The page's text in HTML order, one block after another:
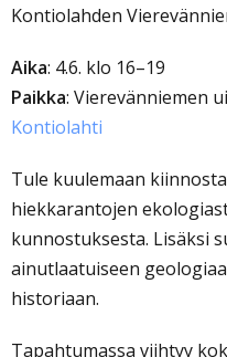
Kontiolahden
Aika: 4.6. klo 16–19
Paikka: Vierevänniemen
Kontiolahti
Tule kuulemaan
hiekkarantojen
kunnostuksesta. Lisäksi
ainutlaatuiseen
historiaan.
Tapahtumassa viihtyy